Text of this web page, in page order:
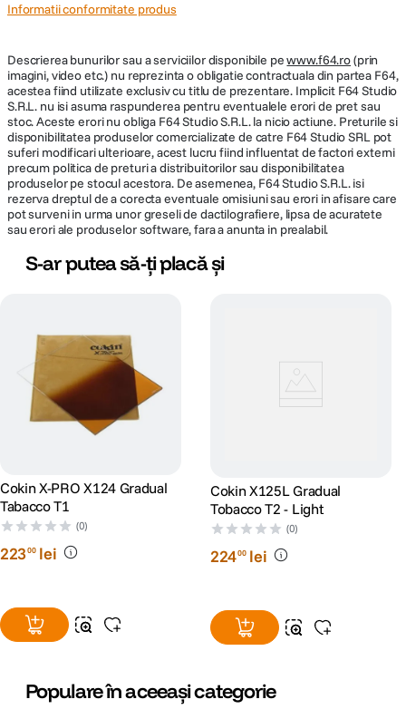
Informatii conformitate produs
Descrierea bunurilor sau a serviciilor disponibile pewww.f64.ro(prin
imagini, video etc.) nu reprezinta o obligatie contractuala din partea F64,
acestea fiind utilizate exclusiv cu titlu de prezentare. Implicit F64 Studio
S.R.L. nu isi asuma raspunderea pentru eventualele erori de pret sau
stoc. Aceste erori nu obliga F64 Studio S.R.L. la nicio actiune. Preturile si
disponibilitatea produselor comercializate de catre F64 Studio SRL pot
suferi modificari ulterioare, acest lucru fiind influentat de factori externi
precum politica de preturi a distribuitorilor sau disponibilitatea
produselor pe stocul acestora. De asemenea, F64 Studio S.R.L. isi
rezerva dreptul de a corecta eventuale omisiuni sau erori in afisare care
pot surveni in urma unor greseli de dactilografiere, lipsa de acuratete
sau erori ale produselor software, fara a anunta in prealabil.
S-ar putea să-ți placă și
Cokin X-PRO X124 Gradual
Tabacco T1
(0)
22300 lei
Cokin X125L Gradual
Tobacco T2 - Light
(0)
22400 lei
Populare în aceeași categorie